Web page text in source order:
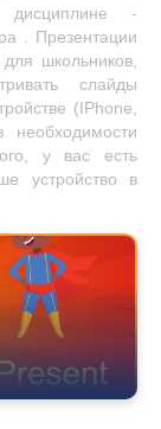
-
. Презентации
школьников,
слайды
(IPhone,
у вас есть
устройство в